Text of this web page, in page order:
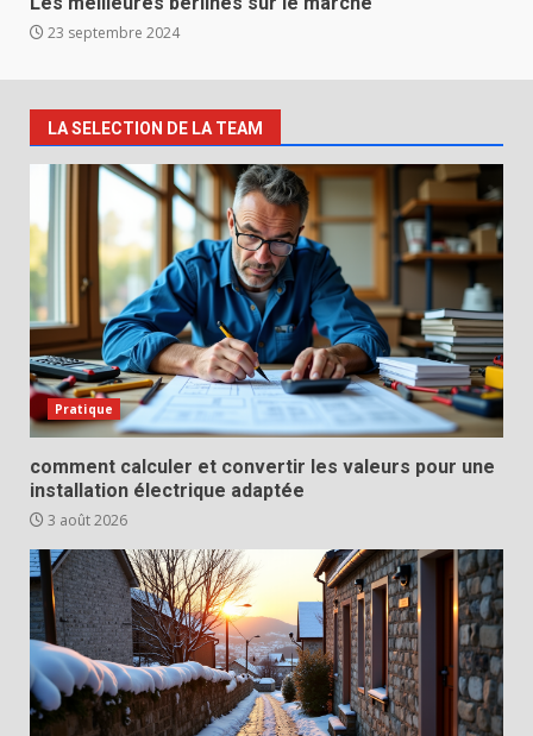
23 septembre 2024
LA SELECTION DE LA TEAM
Pratique
comment calculer et convertir les valeurs pour une
installation électrique adaptée
3 août 2026